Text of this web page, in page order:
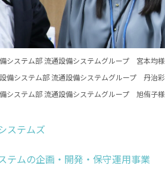
システム部 流通設備システムグループ 宮本均様
備システム部 流通設備システムグループ 丹治
システム部 流通設備システムグループ 旭侑子様
ステムズ
テムの企画・開発・保守運用事業